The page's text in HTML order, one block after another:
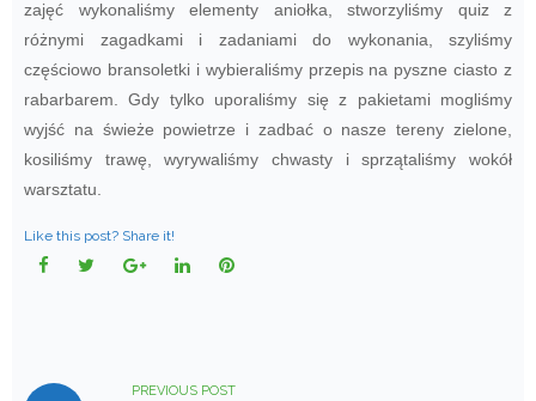
zajęć wykonaliśmy elementy aniołka, stworzyliśmy quiz z
różnymi zagadkami i zadaniami do wykonania, szyliśmy
częściowo bransoletki i wybieraliśmy przepis na pyszne ciasto z
rabarbarem. Gdy tylko uporaliśmy się z pakietami mogliśmy
wyjść na świeże powietrze i zadbać o nasze tereny zielone,
kosiliśmy trawę, wyrywaliśmy chwasty i sprzątaliśmy wokół
warsztatu.
Like this post? Share it!
WPISU
PREVIOUS POST